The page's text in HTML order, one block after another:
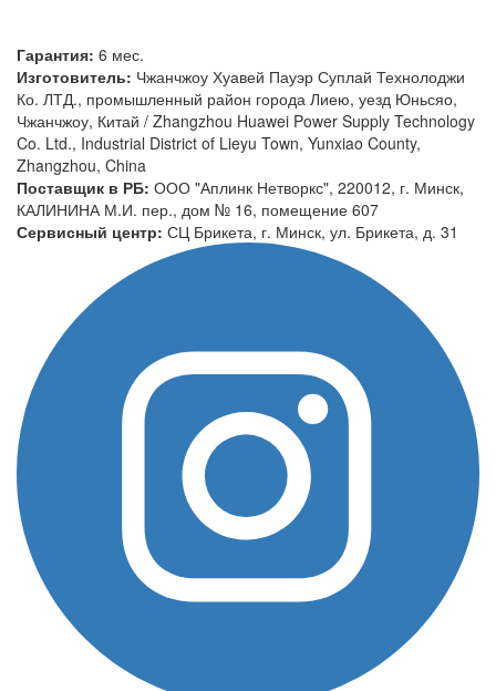
Гарантия: 6 мес.
Изготовитель: Чжанчжоу Хуавей Пауэр Суплай Технолоджи
Ко. ЛТД., промышленный район города Лиею, уезд Юньсяо,
Чжанчжоу, Китай / Zhangzhou Huawei Power Supply Technology
Co. Ltd., Industrial District of Lieyu Town, Yunxiao County,
Zhangzhou, China
Поставщик в РБ: ООО "Аплинк Нетворкс", 220012, г. Минск,
КАЛИНИНА М.И. пер., дом № 16, помещение 607
Сервисный центр: СЦ Брикета, г. Минск, ул. Брикета, д. 31